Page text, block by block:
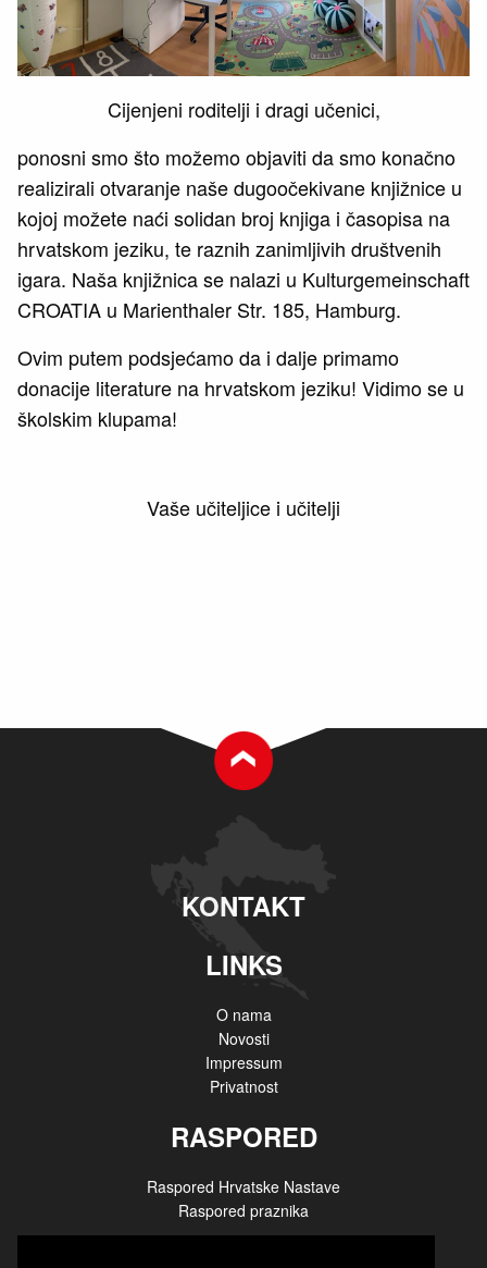
Cijenjeni roditelji i dragi učenici,
ponosni smo što možemo objaviti da smo konačno
realizirali otvaranje naše dugoočekivane knjižnice u
kojoj možete naći solidan broj knjiga i časopisa na
hrvatskom jeziku, te raznih zanimljivih društvenih
igara. Naša knjižnica se nalazi u Kulturgemeinschaft
CROATIA u Marienthaler Str. 185, Hamburg.
Ovim putem podsjećamo da i dalje primamo
donacije literature na hrvatskom jeziku! Vidimo se u
školskim klupama!
Vaše učiteljice i učitelji
KONTAKT
LINKS
O nama
Novosti
Impressum
Privatnost
RASPORED
Raspored Hrvatske Nastave
Raspored praznika